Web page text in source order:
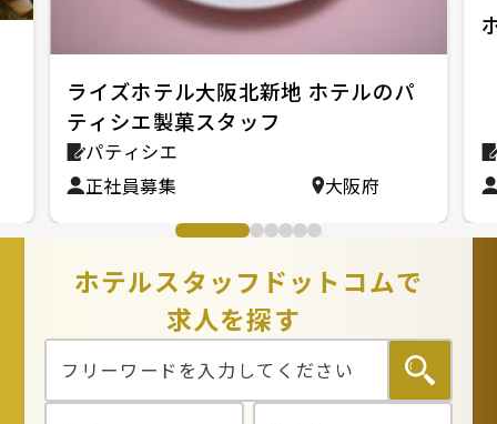
ライズホテル大阪北新地 ホテルのパ
ティシエ製菓スタッフ
パティシエ
正社員募集
大阪府
ホテルスタッフドットコムで
求人を探す